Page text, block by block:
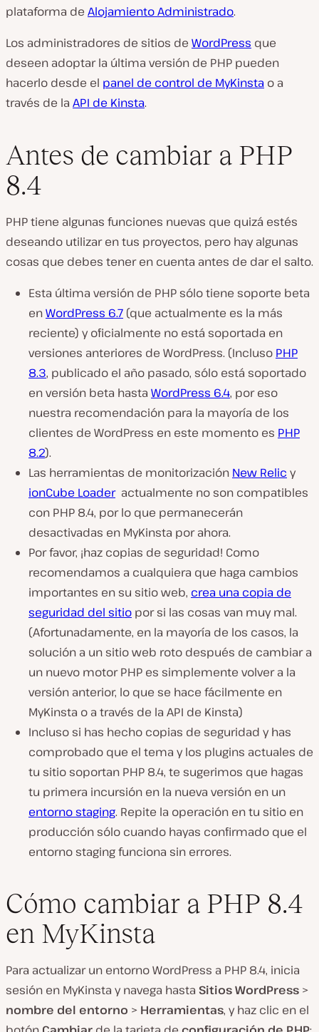
plataforma de Alojamiento Administrado.
Los administradores de sitios de WordPress que
deseen adoptar la última versión de PHP pueden
hacerlo desde el panel de control de MyKinsta o a
través de la API de Kinsta.
Antes de cambiar a PHP
8.4
PHP tiene algunas funciones nuevas que quizá estés
deseando utilizar en tus proyectos, pero hay algunas
cosas que debes tener en cuenta antes de dar el salto.
Esta última versión de PHP sólo tiene soporte beta
enWordPress 6.7 (que actualmente es la más
reciente) y oficialmente no está soportada en
versiones anteriores de WordPress. (Incluso PHP
8.3, publicado el año pasado, sólo está soportado
en versión beta hasta WordPress 6.4, por eso
nuestra recomendación para la mayoría de los
clientes de WordPress en este momento es PHP
8.2).
Las herramientas de monitorización New Relic y
ionCube Loaderactualmente no son compatibles
con PHP 8.4, por lo que permanecerán
desactivadas en MyKinsta por ahora.
Por favor, ¡haz copias de seguridad! Como
recomendamos a cualquiera que haga cambios
importantes en su sitio web, crea una copia de
seguridad del sitio por si las cosas van muy mal.
(Afortunadamente, en la mayoría de los casos, la
solución a un sitio web roto después de cambiar a
un nuevo motor PHP es simplemente volver a la
versión anterior, lo que se hace fácilmente en
MyKinsta o a través de la API de Kinsta)
Incluso si has hecho copias de seguridad y has
comprobado que el tema y los plugins actuales de
tu sitio soportan PHP 8.4, te sugerimos que hagas
tu primera incursión en la nueva versión en un
entorno staging. Repite la operación en tu sitio en
producción sólo cuando hayas confirmado que el
entorno staging funciona sin errores.
Cómo cambiar a PHP 8.4
en MyKinsta
Para actualizar un entorno WordPress a PHP 8.4, inicia
sesión en MyKinsta y navega hasta Sitios WordPress >
nombre del entorno > Herramientas, y haz clic en el